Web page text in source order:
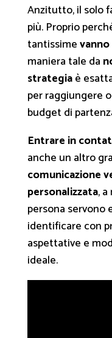
Anzitutto, il solo
più. Proprio
tantissime
maniera tale da
strategiaè
per raggiungere
budget di
Entrare in
anche un altro
comunicazione
personalizzata,
persona servono
identificare con
aspettative e
ideale.